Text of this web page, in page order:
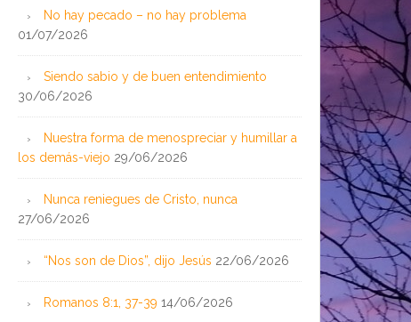
No hay pecado – no hay problema
01/07/2026
Siendo sabio y de buen entendimiento
30/06/2026
Nuestra forma de menospreciar y humillar a
los demás-viejo 29/06/2026
Nunca reniegues de Cristo, nunca
27/06/2026
“Nos son de Dios”, dijo Jesús 22/06/2026
Romanos 8:1, 37-39 14/06/2026